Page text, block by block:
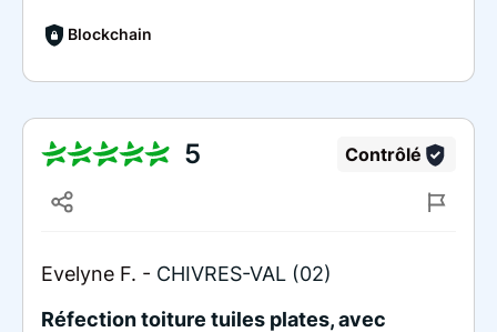
Blockchain
5 Contrôlé
Evelyne F. - CHIVRES-VAL (02)
Réfection toiture tuiles plates, avec